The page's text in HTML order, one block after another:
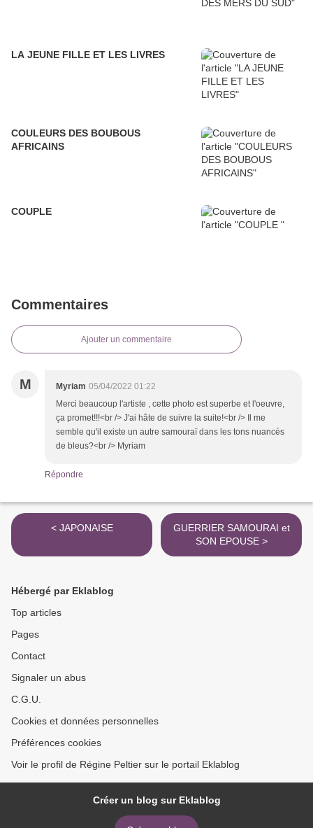
LA JEUNE FILLE ET LES LIVRES
COULEURS DES BOUBOUS
AFRICAINS
COUPLE
Commentaires
Ajouter un commentaire
M Myriam 05/04/2022 01:22
Merci beaucoup l'artiste , cette photo est superbe et l'oeuvre,
ça promet!!!<br /> J'ai hâte de suivre la suite!<br /> Il me
semble qu'il existe un autre samouraï dans les tons nuancés
de bleus?<br /> Myriam
Répondre
< JAPONAISE
GUERRIER SAMOURAI et
SON EPOUSE >
Hébergé par Eklablog
Top articles
Pages
Contact
Signaler un abus
C.G.U.
Cookies et données personnelles
Préférences cookies
Voir le profil de Régine Peltier sur le portail Eklablog
Créer un blog sur Eklablog